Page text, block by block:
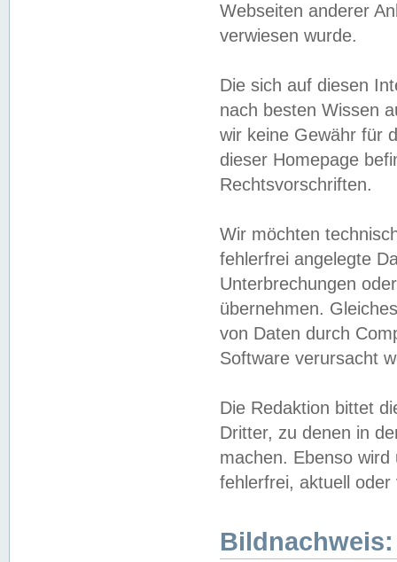
Webseiten anderer
verwiesen wurde.
Die sich auf diesen
nach besten Wissen
wir keine Gewähr für
dieser Homepage
Rechtsvorschriften.
Wir möchten
fehlerfrei angelegte
Unterbrechungen
übernehmen.
von Daten durch
Software verursacht
Die Redaktion bittet
Dritter, zu denen in
machen. Ebenso
fehlerfrei, aktuell oder
Bildnachweis: